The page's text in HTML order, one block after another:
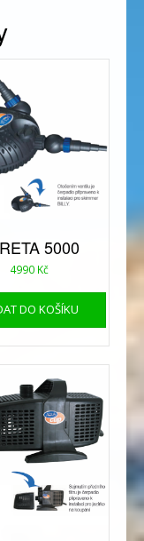
5000
4990 Kč
DO KOŠÍKU